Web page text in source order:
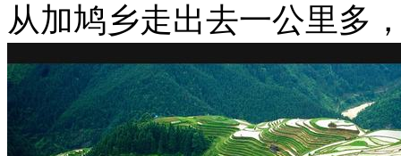
从加鸠乡走出去一公里多